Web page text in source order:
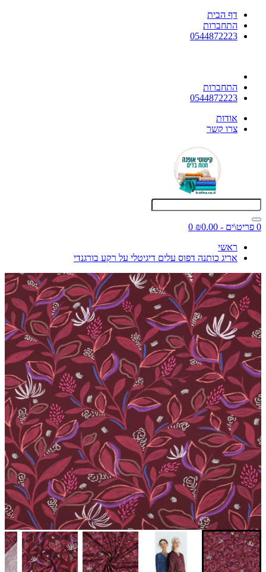
דף הבית
התחברות
0544872223
התחברות
0544872223
אודות
צרו קשר
0 פריט\ים - ₪0.00
0
ראשי
אריג כותנה דפוס עלים דיגיטלי על רקע בורגנדי